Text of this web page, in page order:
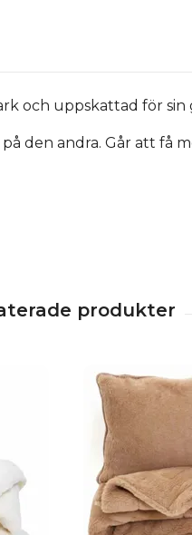
och uppskattad för sin
den andra. Går att få